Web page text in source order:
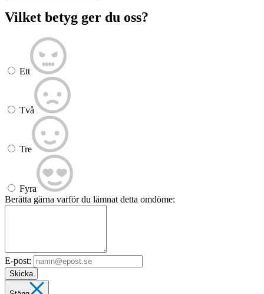
Vilket betyg ger du oss?
Ett
Två
Tre
Fyra
Berätta gärna varför du lämnat detta omdöme:
E-post:
Skicka